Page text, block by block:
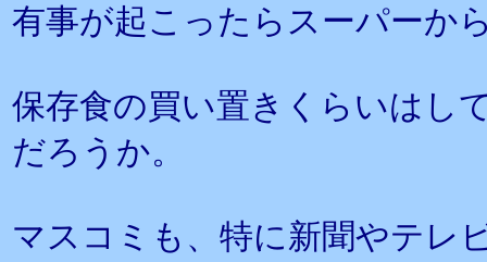
有事が起こったらスーパーか
保存食の買い置きくらいはし
だろうか。
マスコミも、特に新聞やテレ